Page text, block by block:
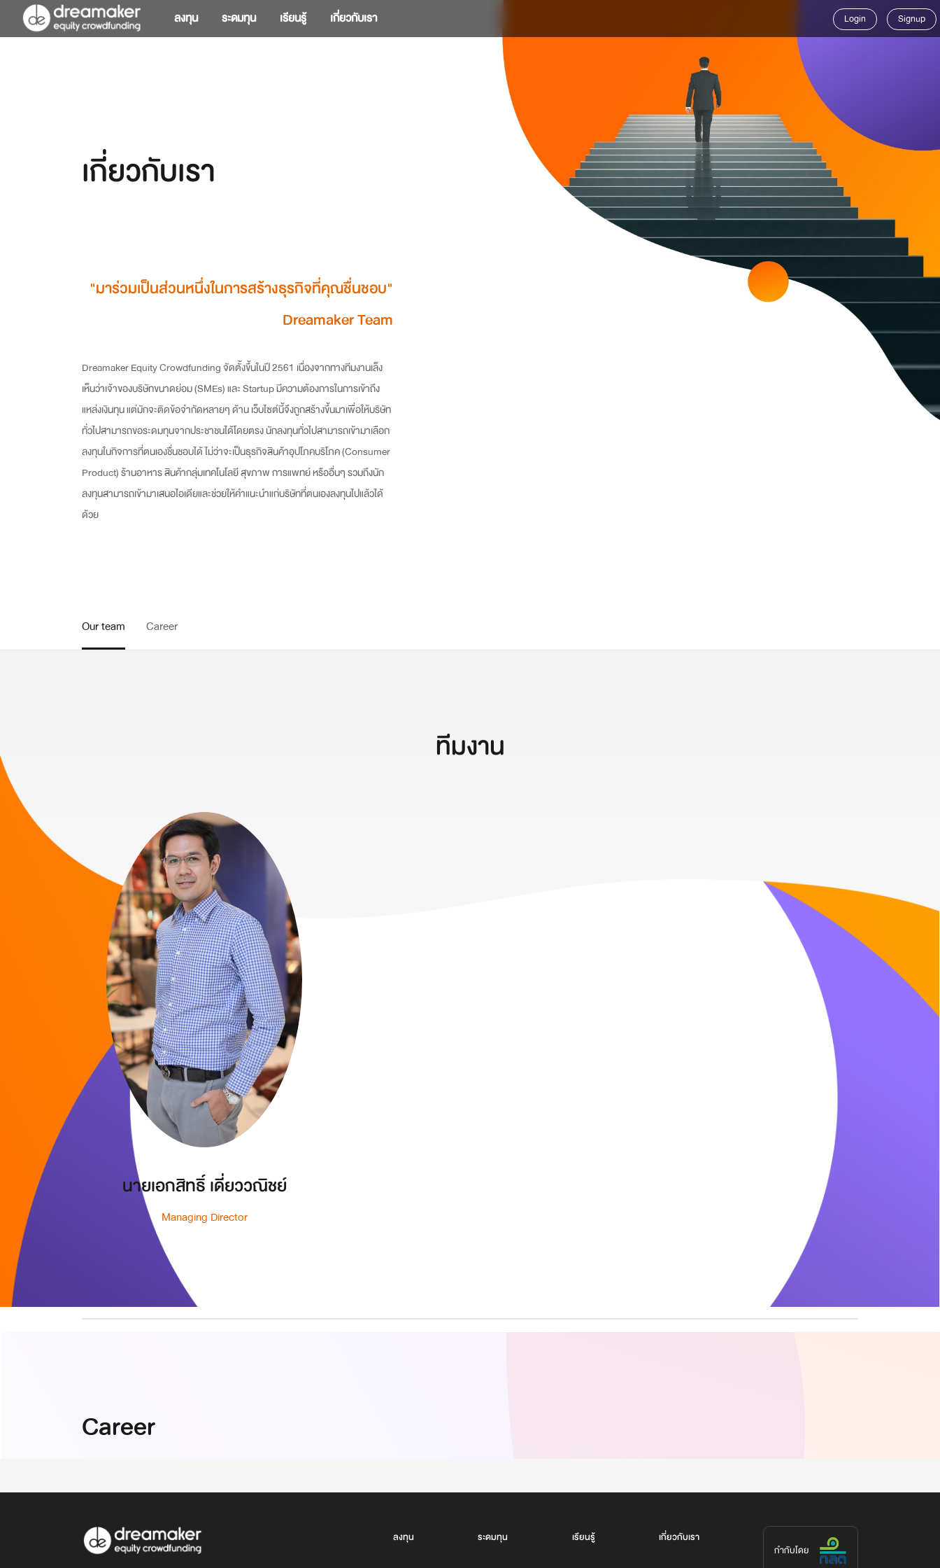
ลงทุน ระดมทุน เรียนรู้ เกี่ยวกับเรา Login Signup
เกี่ยวกับเรา
"มาร่วมเป็นส่วนหนึ่งในการสร้างธุรกิจที่คุณชื่นชอบ"
Dreamaker Team
Dreamaker Equity Crowdfunding จัดตั้งขึ้นในปี 2561 เนื่องจากทางทีมงานเล็ง
เห็นว่าเจ้าของบริษัทขนาดย่อม (SMEs) และ Startup มีความต้องการในการเข้าถึง
แหล่งเงินทุน แต่มักจะติดข้อจำกัดหลายๆ ด้าน เว็บไซต์นี้จึงถูกสร้างขึ้นมาเพื่อให้บริษัท
ทั่วไปสามารถขอระดมทุนจากประชาชนได้โดยตรง นักลงทุนทั่วไปสามารถเข้ามาเลือก
ลงทุนในกิจการที่ตนเองชื่นชอบได้ ไม่ว่าจะเป็นธุรกิจสินค้าอุปโภคบริโภค (Consumer
Product) ร้านอาหาร สินค้ากลุ่มเทคโนโลยี สุขภาพ การแพทย์ หรืออื่นๆ รวมถึงนัก
ลงทุนสามารถเข้ามาเสนอไอเดียและช่วยให้คำแนะนำแก่บริษัทที่ตนเองลงทุนไปแล้วได้
ด้วย
Our team Career
ทีมงาน
นายเอกสิทธิ์ เดี่ยววณิชย์
Managing Director
Career
ลงทุน ระดมทุน เรียนรู้
เกี่ยวกับเรา
กำกับโดย